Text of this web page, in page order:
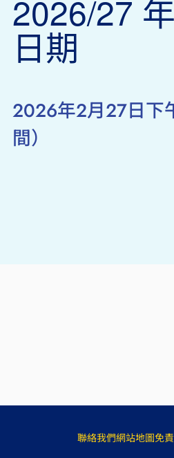
2026/27
日期
2026年2月27日下
間）
聯絡我們網站地圖免